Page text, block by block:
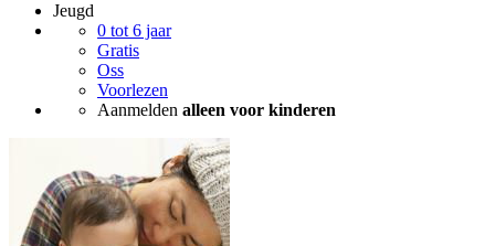
Jeugd
0 tot 6 jaar
Gratis
Oss
Voorlezen
Aanmelden alleen voor kinderen